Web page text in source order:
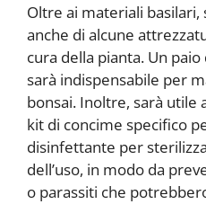
Oltre ai materiali
anche di alcune
cura della pianta. Un
sarà indispensabile per
bonsai. Inoltre, sarà utile
kit di concime specifico
disinfettante per
dell’uso, in modo da
o parassiti che